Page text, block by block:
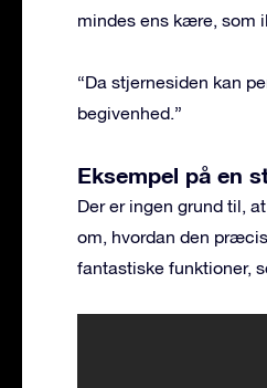
mindes ens kære, som
“Da stjernesiden kan
begivenhed.”
Eksempel på en
Der er ingen grund til,
om, hvordan den
fantastiske funktioner,